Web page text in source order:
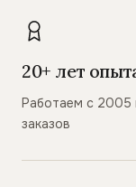
20+ лет
Работаем с 2005
заказов